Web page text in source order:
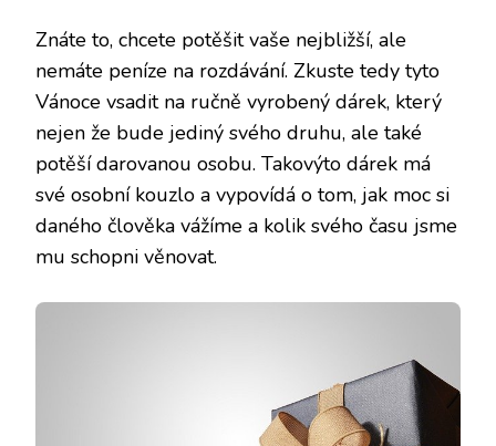
Znáte to, chcete potěšit vaše nejbližší, ale
nemáte peníze na rozdávání. Zkuste tedy tyto
Vánoce vsadit na ručně vyrobený dárek, který
nejen že bude jediný svého druhu, ale také
potěší darovanou osobu. Takovýto dárek má
své osobní kouzlo a vypovídá o tom, jak moc si
daného člověka vážíme a kolik svého času jsme
mu schopni věnovat.